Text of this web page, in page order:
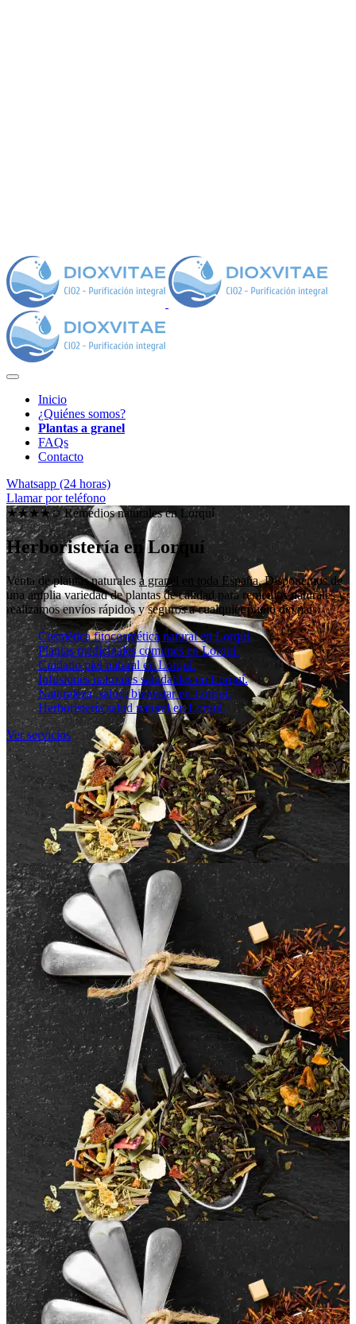
Inicio
¿Quiénes somos?
Plantas a granel
FAQs
Contacto
Whatsapp (24 horas)
Llamar por teléfono
★★★★✩ Remedios naturales en Lorquí
Herboristería en Lorquí
Venta de plantas naturalesa granel en toda España. Disponemos de
una amplia variedad de plantas de calidad para remedios naturales y
realizamos envíos rápidos y seguros a cualquier punto del país.
Cosmética fitocosmética natural en Lorquí.
Plantas medicinales comunes en Lorquí.
Cuidado piel natural en Lorquí.
Infusiones naturales saludables en Lorquí.
Naturaleza, salud, bienestar en Lorquí.
Herboristería salud natural en Lorquí.
Ver servicios